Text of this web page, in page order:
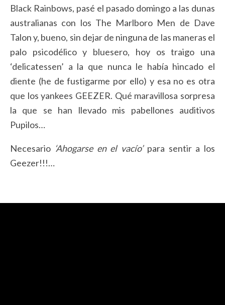
Black Rainbows, pasé el pasado domingo a las dunas
australianas con los The Marlboro Men de Dave
Talon y, bueno, sin dejar de ninguna de las maneras el
palo psicodélico y bluesero, hoy os traigo una
‘delicatessen’ a la que nunca le había hincado el
diente (he de fustigarme por ello) y esa no es otra
que los yankees GEEZER. Qué maravillosa sorpresa
la que se han llevado mis pabellones auditivos
Pupilos…
Necesario ‘Ahogarse en el vacío’para sentir a los
Geezer!!!…